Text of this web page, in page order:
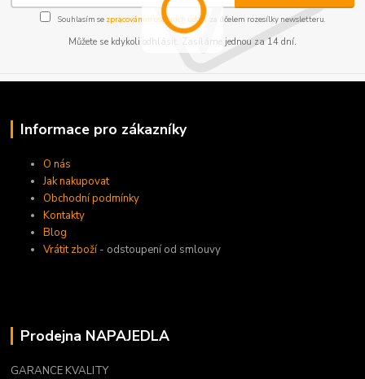
Souhlasím se zpracováním osobních údajůza účelem rozesílky newsletteru.
Můžete se kdykoli odhlásit. Zasíláme jednou za 14 dní.
Informace pro zákazníky
O nás
Jak nakupovat
Obchodní podmínky
Kontakty
Blog
Vrátit zboží- odstoupení od smlouvy
Prodejna NAPAJEDLA
GARANCE KVALITY